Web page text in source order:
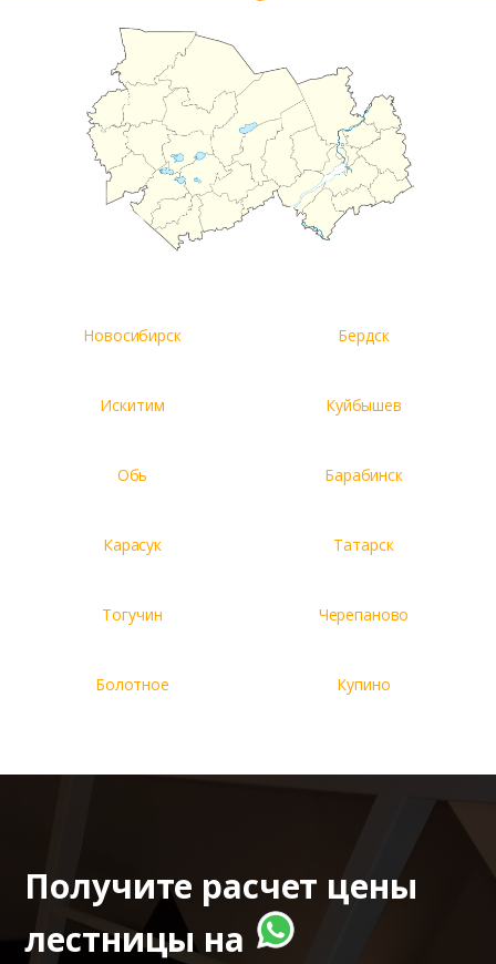
Новосибирск Бердск
Искитим Куйбышев
Обь Барабинск
Карасук Татарск
Тогучин Черепаново
Болотное Купино
Получите расчет цены
лестницы на